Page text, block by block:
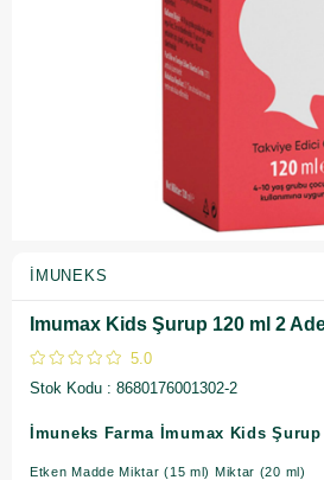
İMUNEKS
Imumax Kids Şurup 120 ml 2
5.0
Stok Kodu
8680176001302-2
İmuneks Farma İmumax Kids Şurup
Etken Madde Miktar (15 ml) Miktar (20 ml)